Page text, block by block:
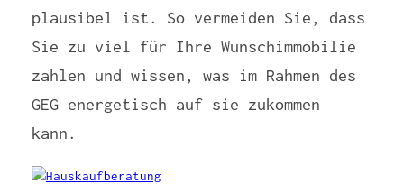
plausibel ist. So vermeiden Sie, dass
Sie zu viel für Ihre Wunschimmobilie
zahlen und wissen, was im Rahmen des
GEG energetisch auf sie zukommen
kann.